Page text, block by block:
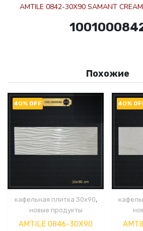
AMTILE 0842-30X90 SAMANT
Похожие
40% OFF
кафельная плитка 30x90,
новые продукты
AMTILE 0846-30X90
40%